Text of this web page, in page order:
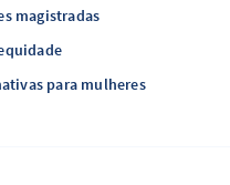
magistradas
para mulheres